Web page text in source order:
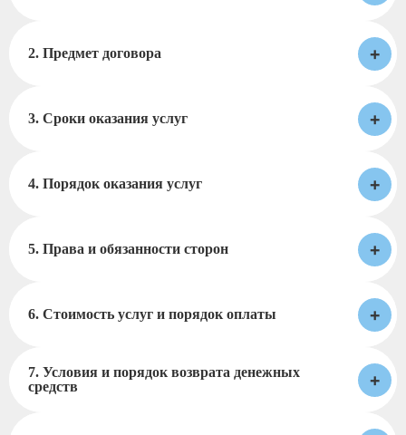
2. Предмет договора +
3. Сроки оказания услуг +
4. Порядок оказания услуг +
5. Права и обязанности сторон +
6. Стоимость услуг и порядок оплаты +
7. Условия и порядок возврата денежных
средств
+